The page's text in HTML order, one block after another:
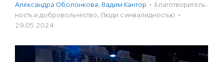
Александра Оболонкова, Вадим Кантор · Благотвори­тель­
ность и доброволь­чест­во, Люди с инвалидностью ·
29.05.2024